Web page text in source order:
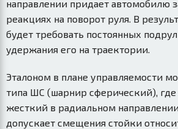
направлении придает автомобилю
реакциях на поворот руля. В
будет требовать постоянных
удержания его на траектории.
Эталоном в плане управляемости
типа ШС (шарнир сферический), где
жесткий в радиальном
допускает смещения стойки